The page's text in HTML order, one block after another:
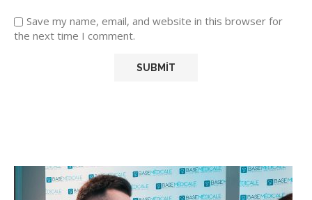
Save my name, email, and website in this browser for
the next time I comment.